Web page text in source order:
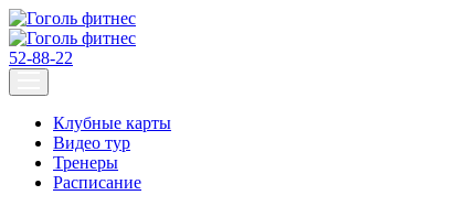
52-88-22
Клубные карты
Видео тур
Тренеры
Расписание